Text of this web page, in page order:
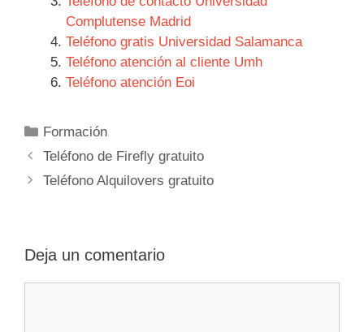
Complutense Madrid
Teléfono gratis Universidad Salamanca
Teléfono atención al cliente Umh
Teléfono atención Eoi
Categorías
Formación
Navegación
de
Teléfono de Firefly gratuito
Teléfono Alquilovers gratuito
Deja un comentario